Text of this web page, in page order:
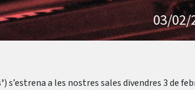
03/02/
) s’estrena a les nostres sales divendres 3 de